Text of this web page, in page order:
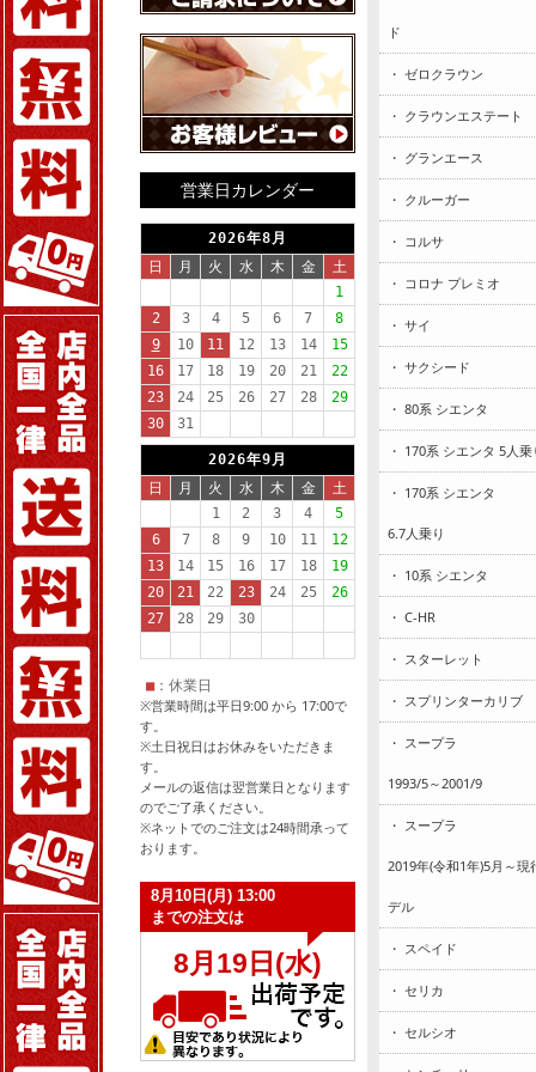
営業日カレンダー
※営業時間は平日9:00 から 17:00で
す。
※土日祝日はお休みをいただきま
す。
メールの返信は翌営業日となります
のでご了承ください。
※ネットでのご注文は24時間承って
おります。
ド
・ ゼロクラウン
・ クラウンエステート
・ グランエース
・ クルーガー
・ コルサ
・ コロナ プレミオ
・ サイ
・ サクシード
・ 80系 シエンタ
・ 170系 シエンタ 5人乗
・ 170系 シエンタ
6.7人乗り
・ 10系 シエンタ
・ C-HR
・ スターレット
・ スプリンターカリブ
・ スープラ
1993/5～2001/9
・ スープラ
2019年(令和1年)5月～現
デル
・ スペイド
・ セリカ
・ セルシオ